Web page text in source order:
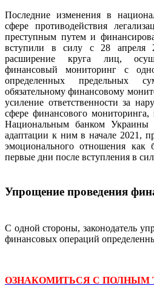
Последние изменения в
сфере противодействия
преступным путем и
вступили в силу с 28 апреля
расширение круга лиц,
финансовый мониторинг с
определенных предельных
обязательному финансовому
усиление ответственности за
сфере финансового мониторинга,
Национальным банком Украины
адаптации к ним в начале 2021,
эмоционального отношения как
первые дни после вступления в
Упрощение проведения
С одной стороны, законодатель
финансовых операций
ОЗНАКОМИТЬСЯ С ПОЛНЫМ